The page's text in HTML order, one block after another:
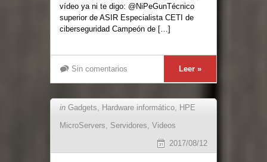
vídeo ya ni te digo: @NiPeGunTécnico
superior de ASIR Especialista CETI de
ciberseguridad Campeón de […]
Sin comentarios Leer »
in Gadgets, Hardware informático, HPE
MicroServers, Servidores, Videos
2017/08/12